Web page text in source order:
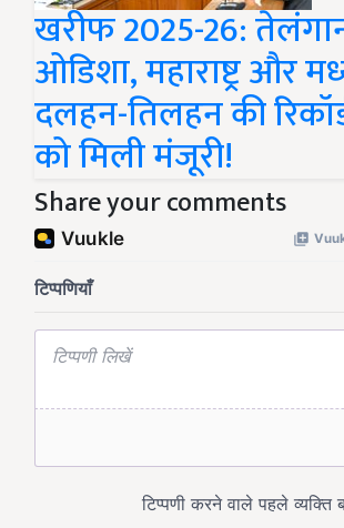
खरीफ 2025-26:
ओडिशा, महाराष्ट्र और
दलहन-तिलहन की
को मिली मंजूरी!
Share your comments